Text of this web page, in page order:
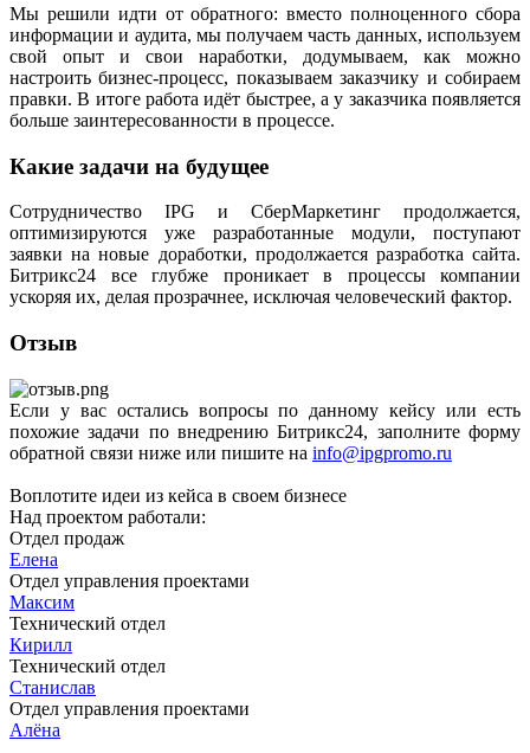
Мы решили идти от обратного: вместо полноценного сбора
информации и аудита, мы получаем часть данных, используем
свой опыт и свои наработки, додумываем, как можно
настроить бизнес-процесс, показываем заказчику и собираем
правки. В итоге работа идёт быстрее, а у заказчика появляется
больше заинтересованности в процессе.
Какие задачи на будущее
Сотрудничество IPG и СберМаркетинг продолжается,
оптимизируются уже разработанные модули, поступают
заявки на новые доработки, продолжается разработка сайта.
Битрикс24 все глубже проникает в процессы компании
ускоряя их, делая прозрачнее, исключая человеческий фактор.
Отзыв
Если у вас остались вопросы по данному кейсу или есть
похожие задачи по внедрению Битрикс24, заполните форму
обратной связи ниже или пишите на info@ipgpromo.ru
Воплотите идеи из кейса в своем бизнесе
Над проектом работали:
Отдел продаж
Елена
Отдел управления проектами
Максим
Технический отдел
Кирилл
Технический отдел
Станислав
Отдел управления проектами
Алёна